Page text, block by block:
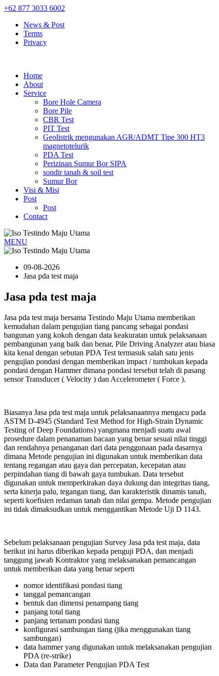
+62 877 3033 6002
News & Post
Terms
Privacy
Home
About
Service
Bore Hole Camera
Bore Pile
CBR Test
PIT Test
Geolistrik mengunakan AGR/ADMT Tipe 300 HT3
magnetotelurik
PDA Test
Perizinan Sumur Bor SIPA
sondir tanah & soil test
Sumur Bor
Visi & Misi
Post
Post
Contact
MENU
09-08-2026
Jasa pda test maja
Jasa pda test maja
Jasa pda test maja bersama Testindo Maju Utama memberikan
kemudahan dalam pengujian tiang pancang sebagai pondasi
bangunan yang kokoh dengan data keakuratan untuk pelaksanaan
pembangunan yang baik dan benar, Pile Driving Analyzer atau biasa
kita kenal dengan sebutan PDA Test termasuk salah satu jenis
pengujian pondasi dengan memberikan impact / tumbukan kepada
pondasi dengan Hammer dimana pondasi tersebut telah di pasang
sensor Transducer ( Velocity ) dan Accelerometer ( Force ).
Biasanya Jasa pda test maja untuk pelaksanaannya mengacu pada
ASTM D-4945 (Standard Test Method for High-Strain Dynamic
Testing of Deep Foundations) yangmana menjadi suatu awal
prosedure dalam penanaman bacaan yang benar sesuai nilai tinggi
dan rendahnya penanganan dari data penggunaan pada dasarnya
dimana Metode pengujian ini digunakan untuk memberikan data
tentang regangan atau gaya dan percepatan, kecepatan atau
perpindahan tiang di bawah gaya tumbukan. Data tersebut
digunakan untuk memperkirakan daya dukung dan integritas tiang,
serta kinerja palu, tegangan tiang, dan karakteristik dinamis tanah,
seperti koefisien redaman tanah dan nilai gempa. Metode pengujian
ini tidak dimaksudkan untuk menggantikan Metode Uji D 1143.
Sebelum pelaksanaan pengujian Survey Jasa pda test maja, data
berikut ini harus diberikan kepada penguji PDA, dan menjadi
tanggung jawab Kontraktor yang melaksanakan pemancangan
untuk memberikan data yang benar seperti
nomor identifikasi pondasi tiang
tanggal pemancangan
bentuk dan dimensi penampang tiang
panjang total tiang
panjang tertanam pondasi tiang
konfigurasi sambungan tiang (jika menggunakan tiang
sambungan)
data hammer yang digunakan untuk melaksanakan pengujian
PDA (re-strike)
Data dan Parameter Pengujian PDA Test